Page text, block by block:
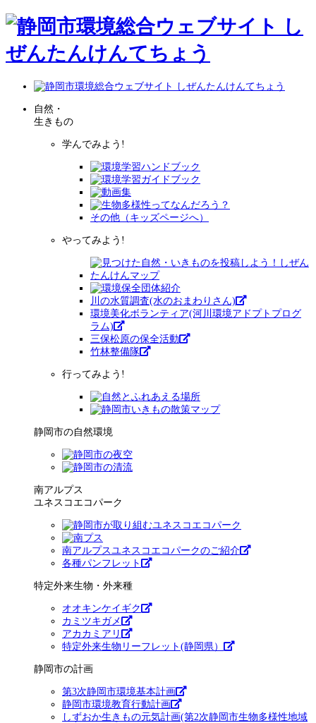
自然・
生きもの
学んでみよう!
その他（キッズページへ）
やってみよう!
川の水質調査(水のおまわりさん)
環境美化ボランティア(河川環境アドプトプログ
ラム)
三保松原の保全活動
竹林整備隊
行ってみよう!
静岡市の自然環境
南アルプス
ユネスコエコパーク
南アルプスユネスコエコパークのご紹介
各種パンフレット
特定外来生物・外来種
オオキンケイギク
カミツキガメ
アカカミアリ
特定外来生物リーフレット(静岡県）
静岡市の計画
第3次静岡市環境基本計画
静岡市環境教育行動計画
しずおか生きもの元気計画(第2次静岡市生物多様性地域